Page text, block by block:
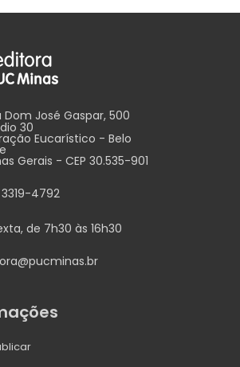
Dom José Gaspar, 500
30
Eucarístico - Belo
- CEP 30.535-901
4792
de 7h30 às 16h30